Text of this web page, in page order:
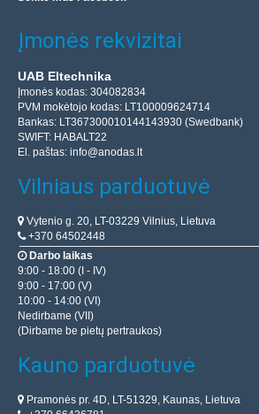
Įmonės rekvizitai
UAB Eltechnika
Įmonės kodas: 304082834
PVM mokėtojo kodas: LT100009624714
Bankas: LT367300010144143930 (Swedbank)
SWIFT: HABALT22
El. paštas: info@anodas.lt
Vilniaus parduotuvė
Vytenio g. 20, LT-03229 Vilnius, Lietuva
+370 64502448
Darbo laikas
9:00 - 18:00 (I - IV)
9:00 - 17:00 (V)
10:00 - 14:00 (VI)
Nedirbame (VII)
(Dirbame be pietų pertraukos)
Kauno parduotuvė
Pramonės pr. 4D, LT-51329, Kaunas, Lietuva